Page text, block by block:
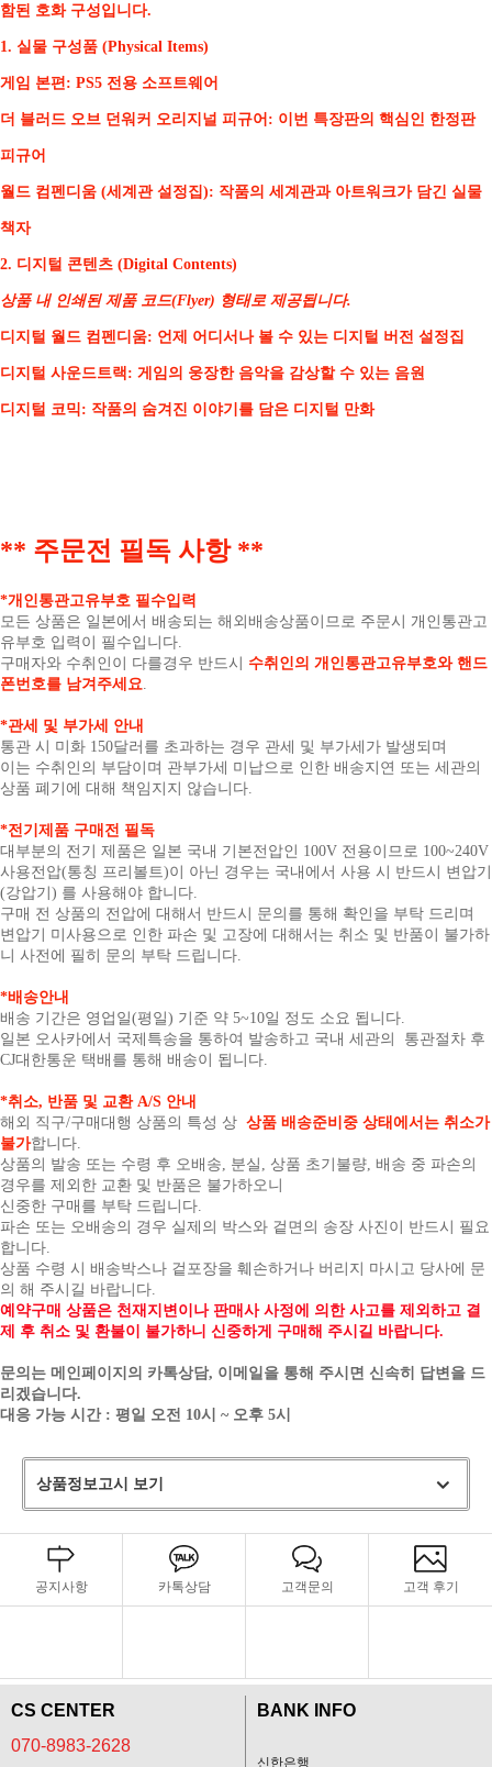
함된 호화 구성입니다.
1. 실물 구성품 (Physical Items)
게임 본편 : PS5 전용 소프트웨어
더 블러드 오브 던워커 오리지널 피규어 : 이번 특장판의 핵심인 한정판
피규어
월드 컴펜디움 (세계관 설정집): 작품의 세계관과 아트워크가 담긴 실물
책자
2. 디지털 콘텐츠 (Digital Contents)
상품 내 인쇄된 제품 코드(Flyer) 형태로 제공됩니다.
디지털 월드 컴펜디움: 언제 어디서나 볼 수 있는 디지털 버전 설정집
디지털 사운드트랙 : 게임의 웅장한 음악을 감상할 수 있는 음원
디지털 코믹 : 작품의 숨겨진 이야기를 담은 디지털 만화
** 주문전 필독 사항 **
*개인통관고유부호 필수입력
모든 상품은 일본에서 배송되는 해외배송상품이므로 주문시 개인통관고
유부호 입력이 필수입니다.
구매자와 수취인이 다를경우 반드시 수취인의 개인통관고유부호와 핸드
폰번호를 남겨주세요
*관세 및 부가세 안내
통관 시 미화 150달러를 초과하는 경우 관세 및 부가세가 발생되며
이는 수취인의 부담이며 관부가세 미납으로 인한 배송지연 또는 세관의
상품 폐기에 대해 책임지지 않습니다.
*전기제품 구매전 필독
대부분의 전기 제품은 일본 국내 기본전압인 100V 전용이므로 100~240V
사용전압(통칭 프리볼트)이 아닌 경우는 국내에서 사용 시 반드시 변압기
(강압기) 를 사용해야 합니다.
구매 전 상품의 전압에 대해서 반드시 문의를 통해 확인을 부탁 드리며
변압기 미사용으로 인한 파손 및 고장에 대해서는 취소 및 반품이 불가하
니 사전에 필히 문의 부탁 드립니다.
*배송안내
배송 기간은 영업일(평일) 기준 약 5~10일 정도 소요 됩니다.
일본 오사카에서 국제특송을 통하여 발송하고 국내 세관의 통관절차 후
CJ대한통운 택배를 통해 배송이 됩니다.
*취소, 반품 및 교환 A/S 안내
해외 직구/구매대행 상품의 특성 상 상품 배송준비중 상태에서는 취소가
불가합니다.
상품의 발송 또는 수령 후 오배송, 분실, 상품 초기불량, 배송 중 파손의
경우를 제외한 교환 및 반품은 불가하오니
신중한 구매를 부탁 드립니다.
파손 또는 오배송의 경우 실제의 박스와 겉면의 송장 사진이 반드시 필요
합니다.
상품 수령 시 배송박스나 겉포장을 훼손하거나 버리지 마시고 당사에 문
의 해 주시길 바랍니다.
예약구매 상품은 천재지변이나 판매사 사정에 의한 사고를 제외하고 결
제 후 취소 및 환불이 불가하니 신중하게 구매해 주시길 바랍니다.
문의는 메인페이지의 카톡상담, 이메일을 통해 주시면 신속히 답변을 드
리겠습니다.
대응 가능 시간 : 평일 오전 10시 ~ 오후 5시
상품정보고시 보기
공지사항 카톡상담 고객문의 고객 후기
CS CENTER
070-8983-2628
BANK INFO
신한은행